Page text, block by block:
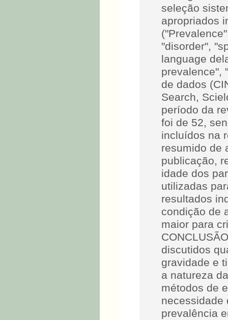
seleção
apropriados
"disorder",
language
prevalence",
de dados
Search,
período da
foi de 52,
incluídos na
resumido de
publicação,
idade dos
utilizadas
resultados
condição de
maior para
discutidos
gravidade e
a natureza
métodos de
necessidade
prevalência